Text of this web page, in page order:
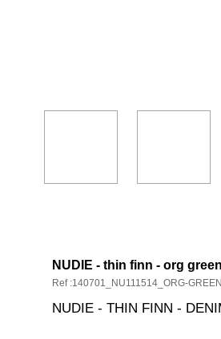
NUDIE - thin finn - org
Ref :140701_NU111514_ORG-
NUDIE - THIN FINN -